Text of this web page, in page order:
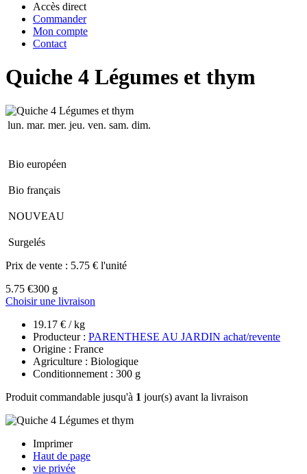
Accès direct
Commander
Mon compte
Contact
Quiche 4 Légumes et thym
lun. mar. mer. jeu. ven. sam. dim.
Bio européen
Bio français
NOUVEAU
Surgelés
Prix de vente : 5.75 € l'unité
5.75 €300 g
Choisir une livraison
19.17 € / kg
Producteur : PARENTHESE AU JARDIN achat/revente
Origine : France
Agriculture : Biologique
Conditionnement : 300 g
Produit commandable jusqu'à 1 jour(s) avant la livraison
Imprimer
Haut de page
vie privée